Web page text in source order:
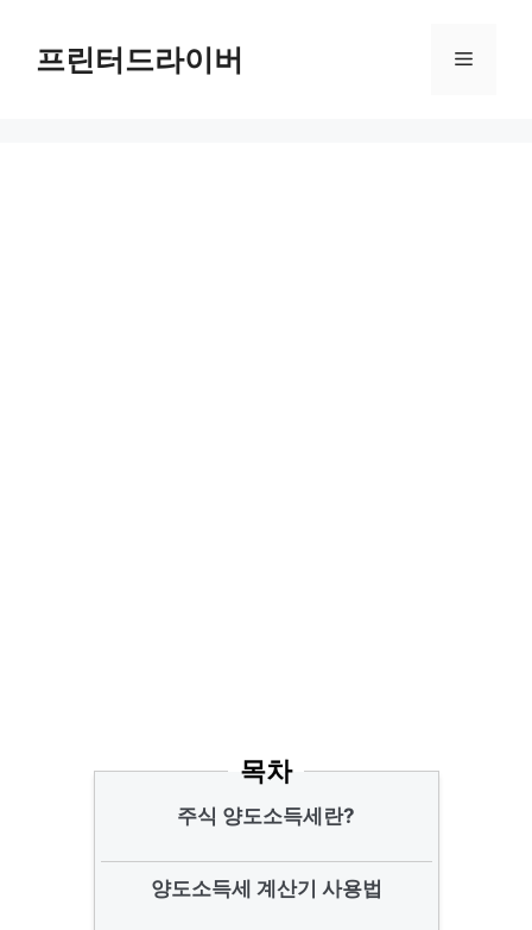
content프린터드라이버 Menu
목차
주식 양도소득세란?
양도소득세 계산기 사용법